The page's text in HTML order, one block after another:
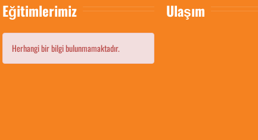
Eğitimlerimiz
Herhangi bir bilgi bulunmamaktadır.
Ulaşım